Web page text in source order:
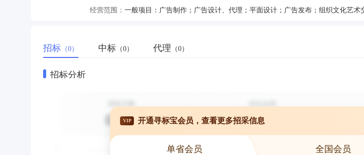
经营范围：
招标 （0） 中标 （0） 代理 （0）
招标分析
VIP 开通寻标宝会员，查看更多招采信息
单省会员 全国会员